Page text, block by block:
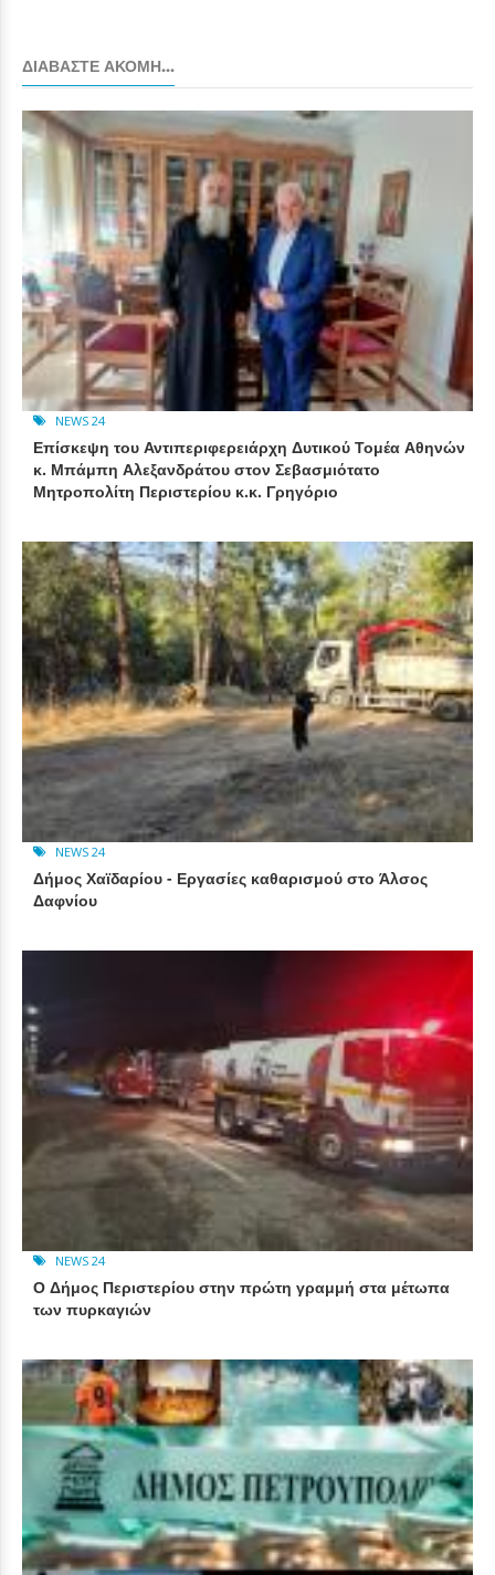
ΔΙΑΒΆΣΤΕ ΑΚΌΜΗ...
NEWS 24
Επίσκεψη του Αντιπεριφερειάρχη Δυτικού Τομέα Αθηνών
κ. Μπάμπη Αλεξανδράτου στον Σεβασμιότατο
Μητροπολίτη Περιστερίου κ.κ. Γρηγόριο
NEWS 24
Δήμος Χαϊδαρίου - Εργασίες καθαρισμού στο Άλσος
Δαφνίου
NEWS 24
Ο Δήμος Περιστερίου στην πρώτη γραμμή στα μέτωπα
των πυρκαγιών